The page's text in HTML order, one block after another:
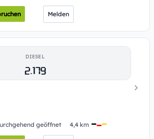
Melden
DIESEL
2.179
geöffnet 4,4 km